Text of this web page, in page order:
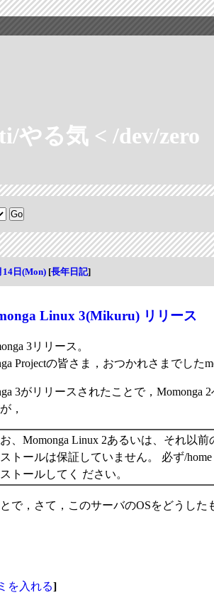
やる気 < /dev/zero
14日(Mon) [長年日記]
Linux 3(Mikuru) リリース
3リリース。
Projectの皆さま，おつかれさまでした
3がリリースされたことで，Momonga
，
、Momonga Linux 2あるいは、それ以
トールは保証していません。 必ず/
トールしてく ださい。
で，さて，このサーバのOSをどうした
を入れる]